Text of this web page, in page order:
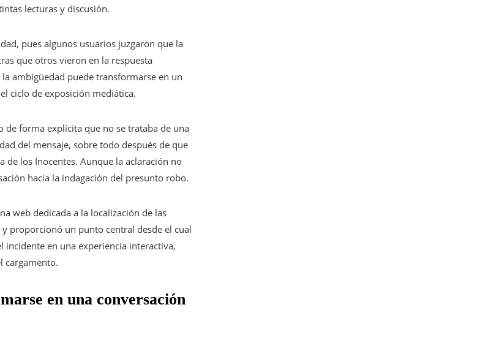
lecturas y discusión.
pues algunos usuarios juzgaron que la
que otros vieron en la respuesta
ambigüedad puede transformarse en un
ciclo de exposición mediática.
forma explícita que no se trataba de una
del mensaje, sobre todo después de que
de los Inocentes. Aunque la aclaración no
hacia la indagación del presunto robo.
web dedicada a la localización de las
proporcionó un punto central desde el cual
en una experiencia interactiva,
cargamento.
en una conversación